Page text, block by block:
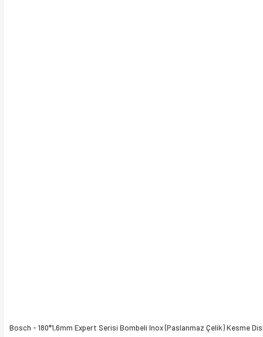
Bosch - 180*1,6mm Expert Serisi Bombeli Inox (Paslanmaz Çelik) Kesme